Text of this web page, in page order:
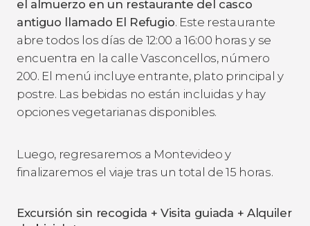
el almuerzo en un restaurante del casco
antiguo llamado El Refugio. Este restaurante
abre todos los días de 12:00 a 16:00 horas y se
encuentra en la calle Vasconcellos, número
200. El menú incluye entrante, plato principal y
postre. Las bebidas no están incluidas y hay
opciones vegetarianas disponibles.
Luego, regresaremos a Montevideo y
finalizaremos el viaje tras un total de 15 horas.
Excursión sin recogida + Visita guiada + Alquiler